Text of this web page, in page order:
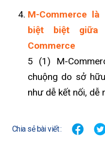
M-Commerce
biệt biệt giữa
Commerce
5 (1) M-
chuộng do sở
như dễ kết nối, dễ
Chia sẻ bài viết :